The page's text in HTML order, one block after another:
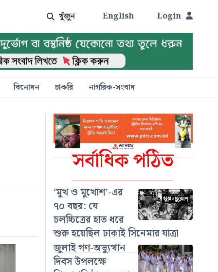
খুঁজুন English Login
বিনোদন চাকরি নাগরিক-সংবাদ
সর্বাধিক পঠিত
‘মুখ ও মুখোশ’-এর
৭০ বছর: যে
চলচ্চিত্রের হাত ধরে
শুরু হয়েছিল ঢাকাই সিনেমার যাত্রা
জুলাই গণ-অভ্যুত্থান
দিবস উপলক্ষে